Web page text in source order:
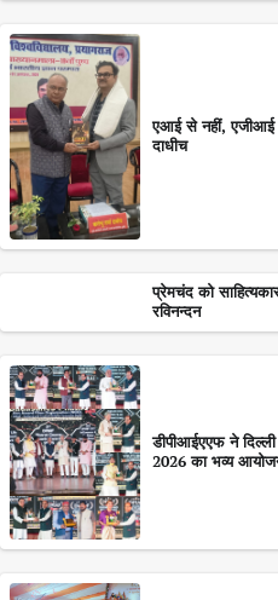
एआई से नहीं, एजीआई
दाधीच
प्रेमचंद को
रविनन्दन
डीपीआईएएफ ने
2026 का भव्य